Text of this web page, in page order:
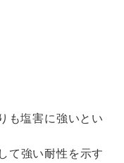
も塩害に強いとい
て強い耐性を示す